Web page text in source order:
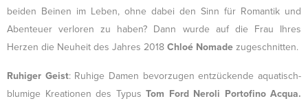
beiden Beinen im Leben, ohne dabei den Sinn für Romantik und
Abenteuer verloren zu haben? Dann wurde auf die Frau Ihres
Herzen die Neuheit des Jahres 2018 Chloé Nomade zugeschnitten.
Ruhiger Geist: Ruhige Damen bevorzugen entzückende aquatisch-
blumige Kreationen des Typus Tom Ford Neroli Portofino Acqua.